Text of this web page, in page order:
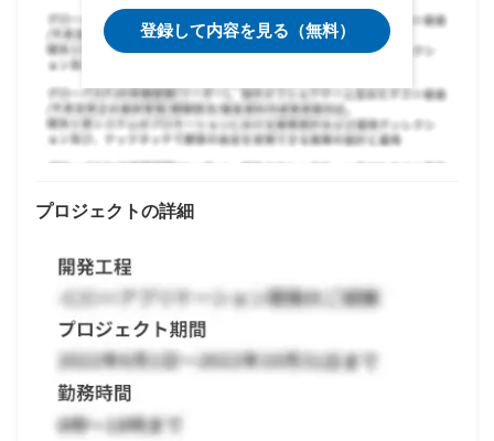
登録して内容を見る（無料）
プロジェクトの詳細